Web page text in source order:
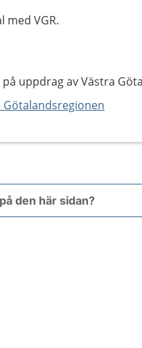
med VGR.
uppdrag av Västra
den här sidan?